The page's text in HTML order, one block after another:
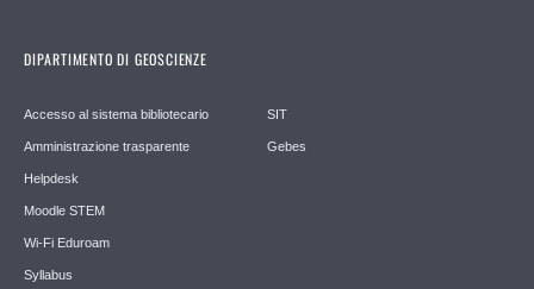
DIPARTIMENTO DI GEOSCIENZE
Accesso al sistema bibliotecario
Amministrazione trasparente
Helpdesk
Moodle STEM
Wi-Fi Eduroam
Syllabus
SIT
Gebes